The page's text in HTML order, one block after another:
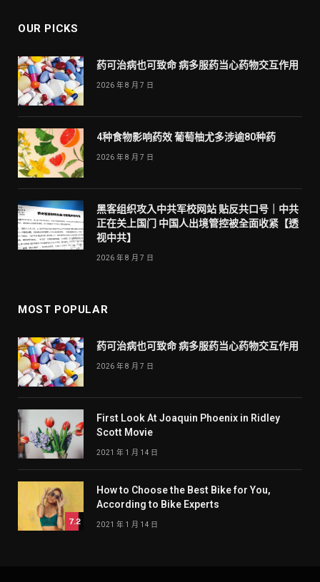
OUR PICKS
药可治病也可致命 病多服药当心药物交互作用
2026 年 8 月 7 日
4种食物影响药效 葡萄柚尤多涉逾80种药
2026 年 8 月 7 日
黑客组织攻入中共军校网站 贴反共口号｜中共
正在关上国门 中国人出境管控被全面收紧【透
视中共】
2026 年 8 月 7 日
MOST POPULAR
药可治病也可致命 病多服药当心药物交互作用
2026 年 8 月 7 日
First Look At Joaquin Phoenix in Ridley
Scott Movie
2021 年 1 月 14 日
7.2
How to Choose the Best Bike for You,
According to Bike Experts
2021 年 1 月 14 日